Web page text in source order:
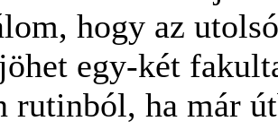
hogy az
egy-két
rutinból, ha már